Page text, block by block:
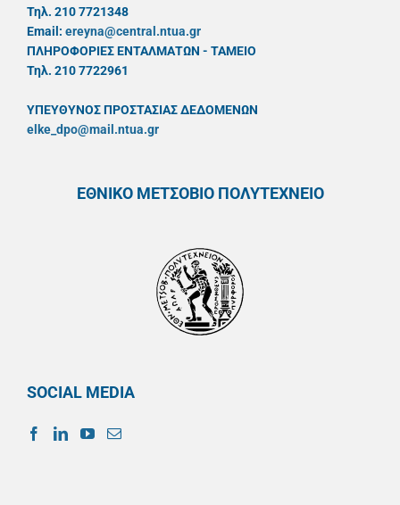
Τηλ. 210 7721348
Email: ereyna@central.ntua.gr
ΠΛΗΡΟΦΟΡΙΕΣ ΕΝΤΑΛΜΑΤΩΝ - ΤΑΜΕΙΟ
Τηλ. 210 7722961
ΥΠΕΥΘYΝΟΣ ΠΡΟΣΤΑΣΙΑΣ ΔΕΔΟΜΕΝΩΝ
elke_dpo@mail.ntua.gr
ΕΘΝΙΚΟ ΜΕΤΣΟΒΙΟ ΠΟΛΥΤΕΧΝΕΙΟ
SOCIAL MEDIA